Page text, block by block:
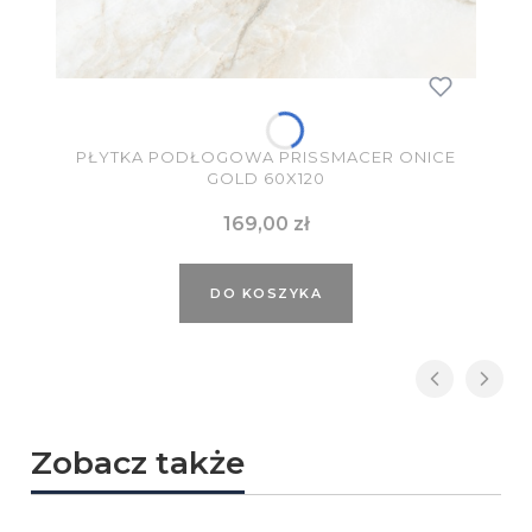
PŁYTKA PODŁOGOWA PRISSMACER ONICE
GOLD 60X120
Cena
169,00 zł
DO KOSZYKA
Zobacz także